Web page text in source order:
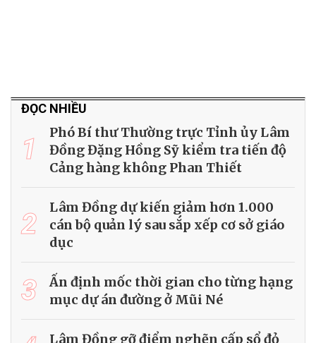
ĐỌC NHIỀU
1
Phó Bí thư Thường trực Tỉnh ủy Lâm
Đồng Đặng Hồng Sỹ kiểm tra tiến độ
Cảng hàng không Phan Thiết
2
Lâm Đồng dự kiến giảm hơn 1.000
cán bộ quản lý sau sắp xếp cơ sở giáo
dục
3
Ấn định mốc thời gian cho từng hạng
mục dự án đường ở Mũi Né
Lâm Đồng gỡ điểm nghẽn cấp sổ đỏ